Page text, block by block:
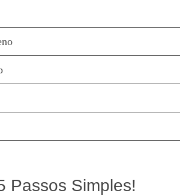
Passos Simples!